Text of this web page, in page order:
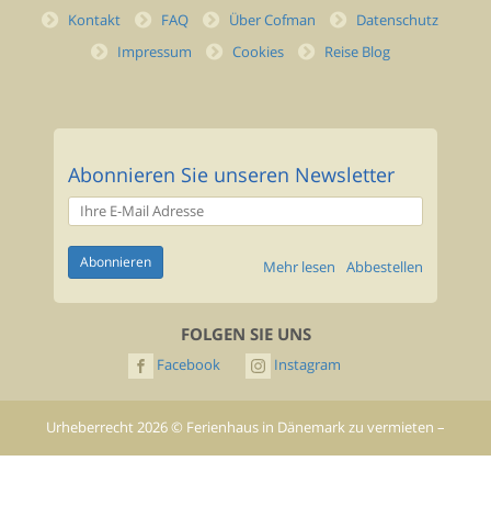
Kontakt FAQ Über Cofman
Datenschutz
Impressum
Cookies Reise Blog
Abonnieren Sie unseren Newsletter
Abbestellen
Mehr lesen
FOLGEN SIE UNS
Facebook Instagram
Urheberrecht2026© Ferienhaus in Dänemark zu vermieten –